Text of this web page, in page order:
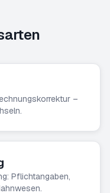
–
Pflichtangaben,